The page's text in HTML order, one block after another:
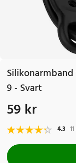
9 - Svart
Pris: 59 kr
59 kr
4.3